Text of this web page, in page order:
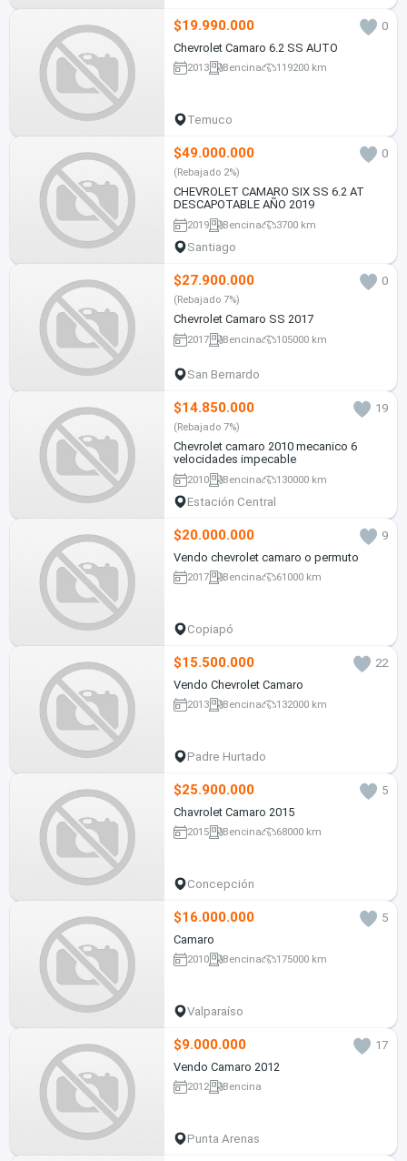
$19.990.000
0
Chevrolet Camaro 6.2 SS AUTO
2013 Bencina 119200 km
Temuco
$49.000.000 0
(Rebajado 2%)
CHEVROLET CAMARO SIX SS 6.2 AT
DESCAPOTABLE AÑO 2019
2019 Bencina 3700 km
Santiago
$27.900.000 0
(Rebajado 7%)
Chevrolet Camaro SS 2017
2017 Bencina 105000 km
San Bernardo
$14.850.000 19
(Rebajado 7%)
Chevrolet camaro 2010 mecanico 6
velocidades impecable
2010 Bencina 130000 km
Estación Central
$20.000.000
9
Vendo chevrolet camaro o permuto
2017 Bencina 61000 km
Copiapó
$15.500.000
22
Vendo Chevrolet Camaro
2013 Bencina 132000 km
Padre Hurtado
$25.900.000
5
Chavrolet Camaro 2015
2015 Bencina 68000 km
Concepción
$16.000.000
5
Camaro
2010 Bencina 175000 km
Valparaíso
$9.000.000
17
Vendo Camaro 2012
2012 Bencina
Punta Arenas